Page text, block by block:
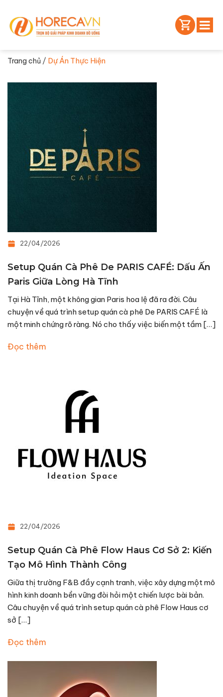
Trang chủ / Dự Án Thực Hiện
22/04/2026
Setup Quán Cà Phê De PARIS CAFÉ: Dấu Ấn
Paris Giữa Lòng Hà Tĩnh
Tại Hà Tĩnh, một không gian Paris hoa lệ đã ra đời. Câu
chuyện về quá trình setup quán cà phê De PARIS CAFÉ là
một minh chứng rõ ràng. Nó cho thấy việc biến một tầm […]
Đọc thêm
22/04/2026
Setup Quán Cà Phê Flow Haus Cơ Sở 2: Kiến
Tạo Mô Hình Thành Công
Giữa thị trường F&B đầy cạnh tranh, việc xây dựng một mô
hình kinh doanh bền vững đòi hỏi một chiến lược bài bản.
Câu chuyện về quá trình setup quán cà phê Flow Haus cơ
sở […]
Đọc thêm